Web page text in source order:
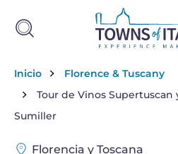
Breadcrumb
Inicio
Florence & Tuscany
Tour de Vinos Supertuscan
Sumiller
Florencia y Toscana